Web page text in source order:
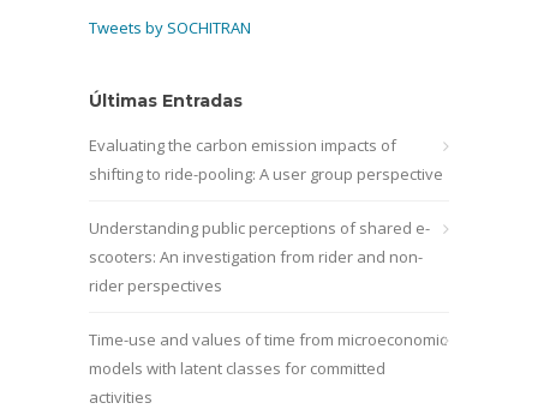
Tweets by SOCHITRAN
Últimas Entradas
Evaluating the carbon emission impacts of
shifting to ride-pooling: A user group perspective
Understanding public perceptions of shared e-
scooters: An investigation from rider and non-
rider perspectives
Time-use and values of time from microeconomic
models with latent classes for committed
activities